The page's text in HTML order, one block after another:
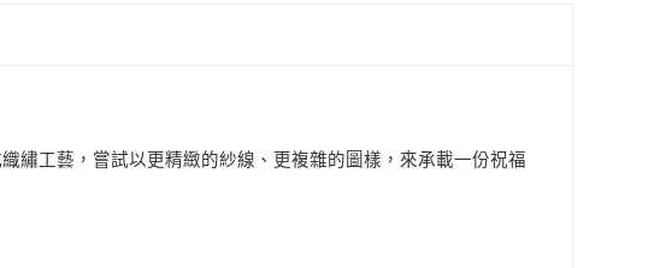
繡工藝，嘗試以更精緻的紗線、更複雜的圖樣，來承載一份祝福